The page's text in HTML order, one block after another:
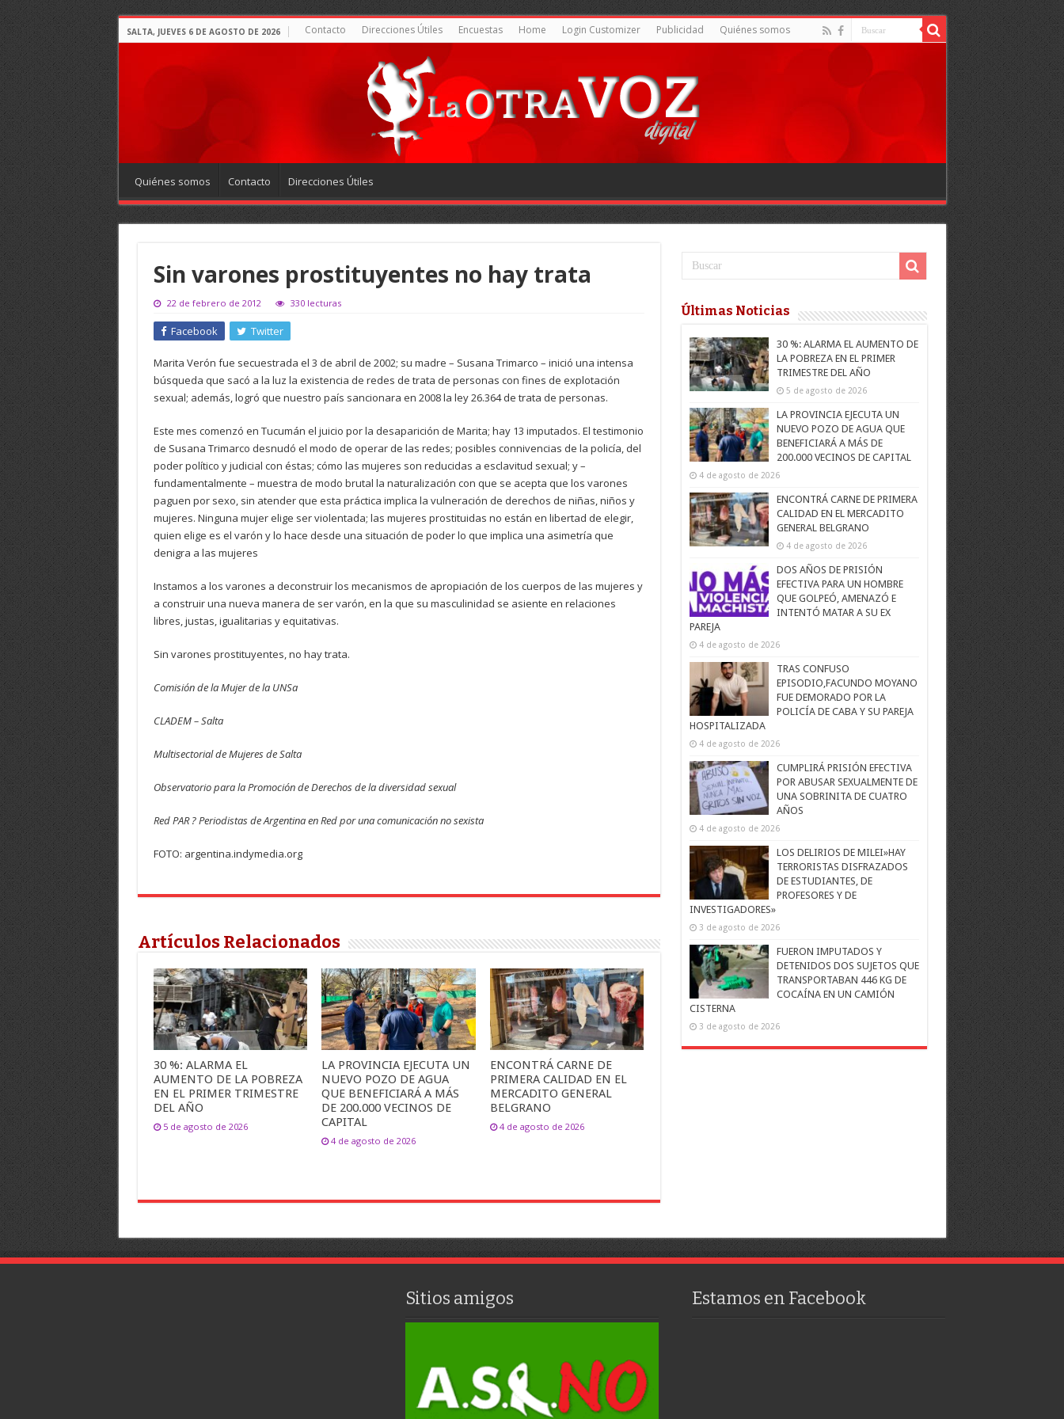
SALTA, JUEVES 6 DE AGOSTO DE 2026 Contacto Direcciones Útiles Encuestas Home Login Customizer Publicidad Quiénes somos
Quiénes somos Contacto Direcciones Útiles
Sin varones prostituyentes no hay trata
22 de febrero de 2012 330 lecturas
Facebook Twitter
Marita Verón fue secuestrada el 3 de abril de 2002; su madre – Susana Trimarco – inició una intensa
búsqueda que sacó a la luz la existencia de redes de trata de personas con fines de explotación
sexual; además, logró que nuestro país sancionara en 2008 la ley 26.364 de trata de personas.
Este mes comenzó en Tucumán el juicio por la desaparición de Marita; hay 13 imputados. El testimonio
de Susana Trimarco desnudó el modo de operar de las redes; posibles connivencias de la policía, del
poder político y judicial con éstas; cómo las mujeres son reducidas a esclavitud sexual; y –
fundamentalmente – muestra de modo brutal la naturalización con que se acepta que los varones
paguen por sexo, sin atender que esta práctica implica la vulneración de derechos de niñas, niños y
mujeres. Ninguna mujer elige ser violentada; las mujeres prostituidas no están en libertad de elegir,
quien elige es el varón y lo hace desde una situación de poder lo que implica una asimetría que
denigra a las mujeres
Instamos a los varones a deconstruir los mecanismos de apropiación de los cuerpos de las mujeres y
a construir una nueva manera de ser varón, en la que su masculinidad se asiente en relaciones
libres, justas, igualitarias y equitativas.
Sin varones prostituyentes, no hay trata.
Comisión de la Mujer de la UNSa
CLADEM – Salta
Multisectorial de Mujeres de Salta
Observatorio para la Promoción de Derechos de la diversidad sexual
Red PAR ? Periodistas de Argentina en Red por una comunicación no sexista
FOTO: argentina.indymedia.org
Artículos Relacionados
30 %: ALARMA EL
AUMENTO DE LA POBREZA
EN EL PRIMER TRIMESTRE
DEL AÑO
5 de agosto de 2026
LA PROVINCIA EJECUTA UN
NUEVO POZO DE AGUA
QUE BENEFICIARÁ A MÁS
DE 200.000 VECINOS DE
CAPITAL
4 de agosto de 2026
ENCONTRÁ CARNE DE
PRIMERA CALIDAD EN EL
MERCADITO GENERAL
BELGRANO
4 de agosto de 2026
Últimas Noticias
30 %: ALARMA EL AUMENTO DE
LA POBREZA EN EL PRIMER
TRIMESTRE DEL AÑO
5 de agosto de 2026
LA PROVINCIA EJECUTA UN
NUEVO POZO DE AGUA QUE
BENEFICIARÁ A MÁS DE
200.000 VECINOS DE CAPITAL
4 de agosto de 2026
ENCONTRÁ CARNE DE PRIMERA
CALIDAD EN EL MERCADITO
GENERAL BELGRANO
4 de agosto de 2026
DOS AÑOS DE PRISIÓN
EFECTIVA PARA UN HOMBRE
QUE GOLPEÓ, AMENAZÓ E
INTENTÓ MATAR A SU EX
PAREJA
4 de agosto de 2026
TRAS CONFUSO
EPISODIO,FACUNDO MOYANO
FUE DEMORADO POR LA
POLICÍA DE CABA Y SU PAREJA
HOSPITALIZADA
4 de agosto de 2026
CUMPLIRÁ PRISIÓN EFECTIVA
POR ABUSAR SEXUALMENTE DE
UNA SOBRINITA DE CUATRO
AÑOS
4 de agosto de 2026
LOS DELIRIOS DE MILEI»HAY
TERRORISTAS DISFRAZADOS
DE ESTUDIANTES, DE
PROFESORES Y DE
INVESTIGADORES»
3 de agosto de 2026
FUERON IMPUTADOS Y
DETENIDOS DOS SUJETOS QUE
TRANSPORTABAN 446 KG DE
COCAÍNA EN UN CAMIÓN
CISTERNA
3 de agosto de 2026
Sitios amigos Estamos en Facebook